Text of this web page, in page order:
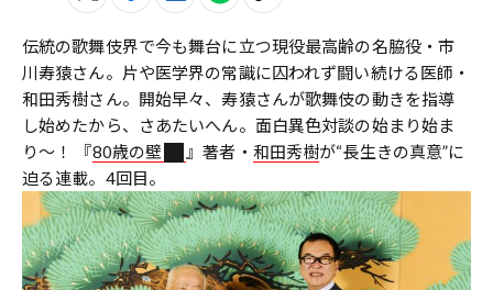
伝統の歌舞伎界で今も舞台に立つ現役最高齢の名脇役・市
川寿猿さん。片や医学界の常識に囚われず闘い続ける医師・
和田秀樹さん。開始早々、寿猿さんが歌舞伎の動きを指導
し始めたから、さあたいへん。面白異色対談の始まり始ま
り〜！ 『80歳の壁 』著者・ 和田秀樹が“長生きの真意”に
迫る連載。4回目。